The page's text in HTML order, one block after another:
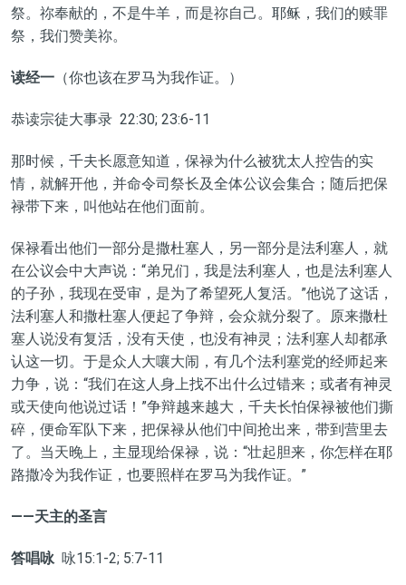
祭。祢奉献的，不是牛羊，而是祢自己。耶稣，我们的赎罪
祭，我们赞美祢。
读经一（你也该在罗马为我作证。）
恭读宗徒大事录 22:30; 23:6-11
那时候，千夫长愿意知道，保禄为什么被犹太人控告的实
情，就解开他，并命令司祭长及全体公议会集合；随后把保
禄带下来，叫他站在他们面前。
保禄看出他们一部分是撒杜塞人，另一部分是法利塞人，就
在公议会中大声说：“弟兄们，我是法利塞人，也是法利塞人
的子孙，我现在受审，是为了希望死人复活。”他说了这话，
法利塞人和撒杜塞人便起了争辩，会众就分裂了。原来撒杜
塞人说没有复活，没有天使，也没有神灵；法利塞人却都承
认这一切。于是众人大嚷大闹，有几个法利塞党的经师起来
力争，说：“我们在这人身上找不出什么过错来；或者有神灵
或天使向他说过话！”争辩越来越大，千夫长怕保禄被他们撕
碎，便命军队下来，把保禄从他们中间抢出来，带到营里去
了。当天晚上，主显现给保禄，说：“壮起胆来，你怎样在耶
路撒冷为我作证，也要照样在罗马为我作证。”
——天主的圣言
答唱咏咏15:1-2; 5:7-11